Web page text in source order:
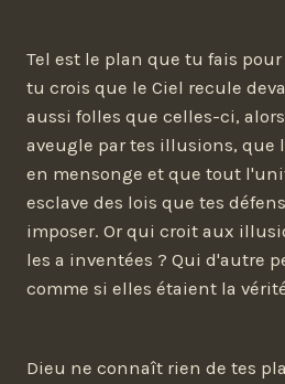
Tel est le plan que tu fais
tu crois que le Ciel recule
aussi folles que celles-ci,
aveugle par tes illusions, que
en mensonge et que tout
esclave des lois que tes
imposer. Or qui croit aux
les a inventées ? Qui d'autre
comme si elles étaient la
Dieu ne connaît rien de tes